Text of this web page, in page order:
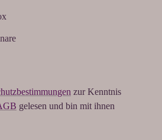
zur Kenntnis
gelesen und bin mit ihnen